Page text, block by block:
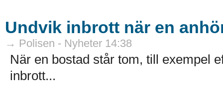
Undvik inbrott när en
→ Polisen - Nyheter 14:38
När en bostad står tom, till exempel
inbrott...